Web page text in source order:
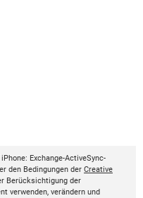
Exchange-ActiveSync-
den Bedingungen der Creative
Berücksichtigung der
verwenden, verändern und